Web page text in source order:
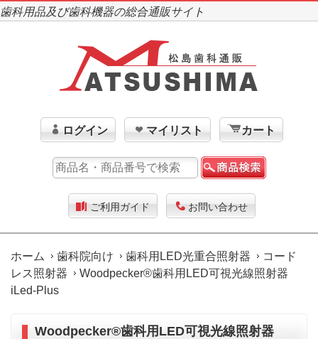
歯科用品及び歯科機器の総合通販サイト
ログイン マイリスト カート
ご利用ガイド お問い合わせ
ホーム 歯科院向け 歯科用LED光重合照射器
コード
レス照射器
Woodpecker®歯科用LED可視光線照射器
iLed-Plus
Woodpecker®歯科用LED可視光線照射器